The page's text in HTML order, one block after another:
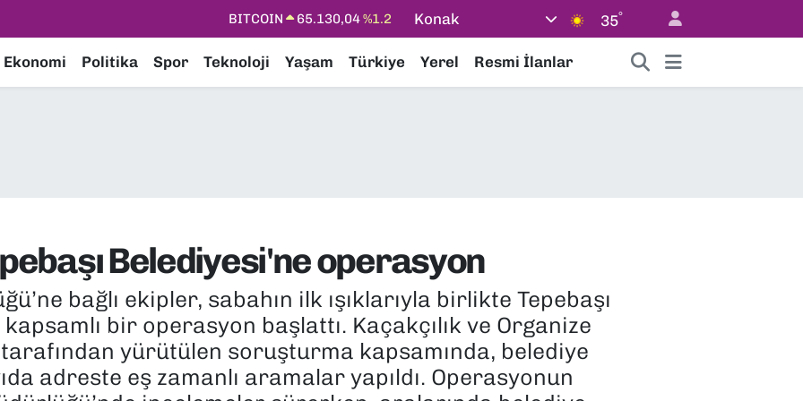
DOLAR
47,7106 %0.17
EURO
55,1652%0.27
Konak 35°
Ekonomi Politika Spor Teknoloji Yaşam Türkiye Yerel Resmi İlanlar
Belediyesi'ne operasyon
bağlı ekipler, sabahın ilk ışıklarıyla birlikte Tepebaşı
bir operasyon başlattı. Kaçakçılık ve Organize
yürütülen soruşturma kapsamında, belediye
adreste eş zamanlı aramalar yapıldı. Operasyonun